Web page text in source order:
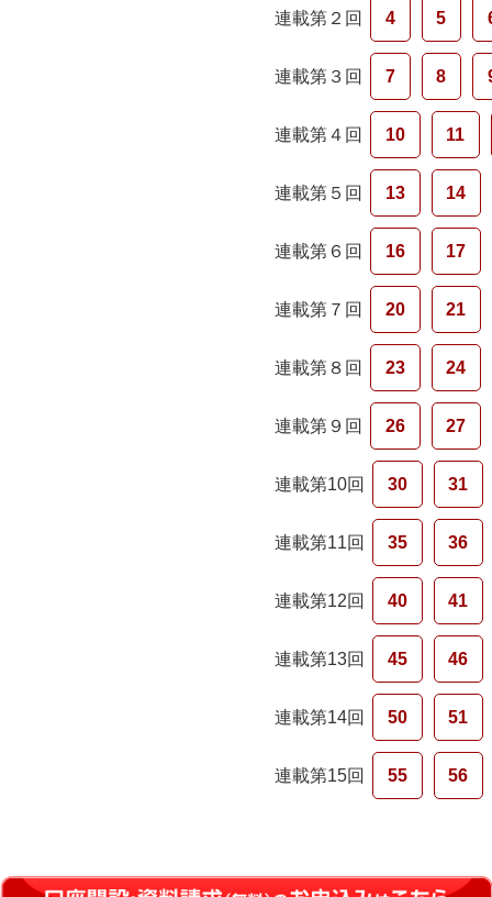
連載第２回 4 5
連載第３回 7 8
連載第４回 10 11
連載第５回 13 14
連載第６回 16 17
連載第７回 20 21
連載第８回 23 24
連載第９回 26 27
連載第10回 30 31
連載第11回 35 36
連載第12回 40 41
連載第13回 45 46
連載第14回 50 51
連載第15回 55 56